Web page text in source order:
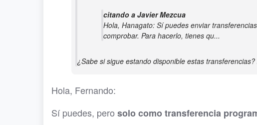
citando a Javier Mezcua
Hola, Hanagato: Sí puedes enviar
comprobar. Para hacerlo, tienes qu...
¿Sabe si sigue estando disponible estas
Hola, Fernando:
Sí puedes, pero solo como transferencia